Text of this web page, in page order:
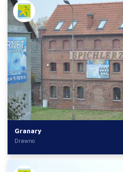
Granary
Drawno